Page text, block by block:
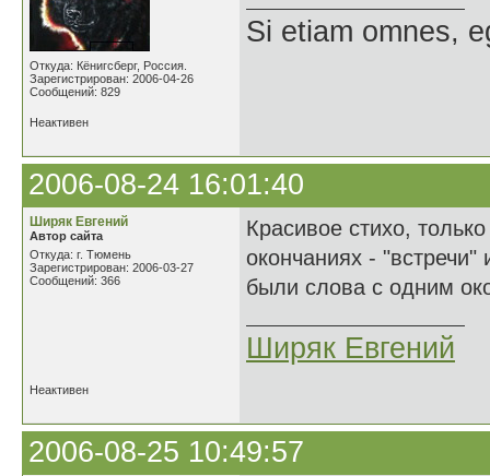
Откуда: Кёнигсберг, Россия.
Зарегистрирован: 2006-04-26
Сообщений: 829
Si etiam omnes,
Неактивен
2006-08-24 16:01:40
Ширяк Евгений
Автор сайта
Откуда: г. Тюмень
Зарегистрирован: 2006-03-27
Сообщений: 366
Красивое стихо,
окончаниях -
были слова с одним
Ширяк Евгений
Неактивен
2006-08-25 10:49:57